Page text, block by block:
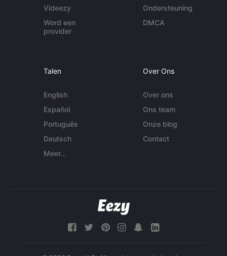
Videezy
Word een
provider
Ondersteuning
DMCA
Talen
English
Español
Português
Deutsch
Meer...
Over Ons
Over ons
Ons team
Onze blog
Contact